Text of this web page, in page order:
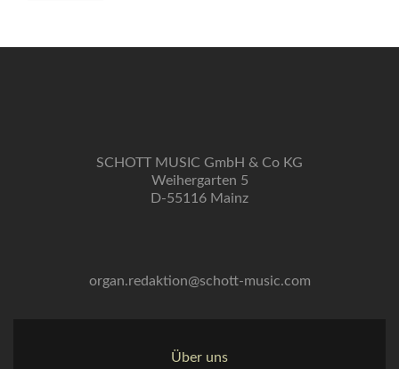
SCHOTT MUSIC GmbH & Co KG
Weihergarten 5
D-55116 Mainz
organ.redaktion@schott-music.com
Über uns